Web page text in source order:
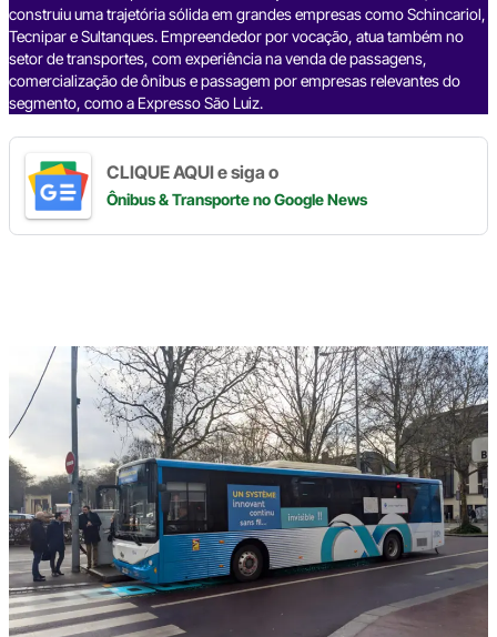
construiu uma trajetória sólida em grandes empresas como Schincariol,
Tecnipar e Sultanques. Empreendedor por vocação, atua também no
setor de transportes, com experiência na venda de passagens,
comercialização de ônibus e passagem por empresas relevantes do
segmento, como a Expresso São Luiz.
CLIQUE AQUI e siga o
Ônibus & Transporteno Google News
seu
e-
mail